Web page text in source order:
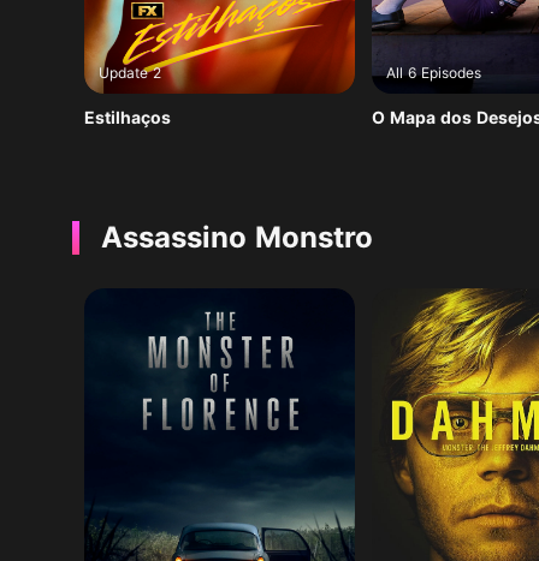
Update 2
Estilhaços
All 6 Episodes
O Mapa dos
Assassino Monstro